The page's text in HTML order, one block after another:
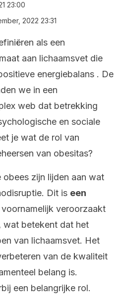
23:00
2022 23:31
als een
aan lichaamsvet die
energiebalans . De
we in een
web dat betrekking
en sociale
je wat de rol van
van obesitas?
obees zijn lijden aan wat
Dit is een
voornamelijk veroorzaakt
wat betekent dat het
van lichaamsvet. Het
van de kwaliteit
belang is.
een belangrijke rol.